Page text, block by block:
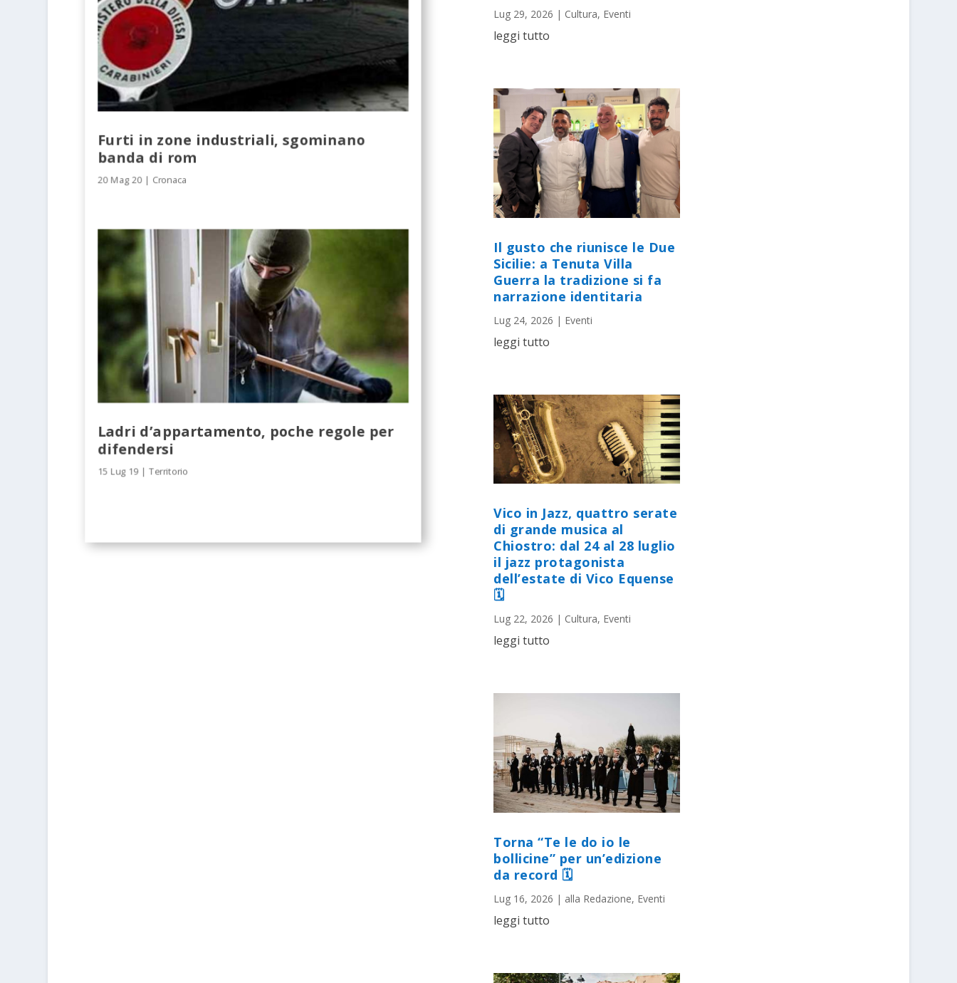
Furti in zone industriali, sgominano
banda di rom
20 Mag 20| Cronaca
Ladri d’appartamento, poche regole per
difendersi
15 Lug 19 |Territorio
Lug 29, 2026 | Cultura, Eventi
leggi tutto
Il gusto che riunisce le Due
Sicilie: a Tenuta Villa
Guerra la tradizione si fa
narrazione identitaria
Lug 24, 2026 | Eventi
leggi tutto
Vico in Jazz, quattro serate
di grande musica al
Chiostro: dal 24 al 28 luglio
il jazz protagonista
dell’estate di Vico Equense
🗓
Lug 22, 2026 | Cultura, Eventi
leggi tutto
Torna “Te le do io le
bollicine” per un’edizione
da record 🗓
Lug 16, 2026 | alla Redazione, Eventi
leggi tutto